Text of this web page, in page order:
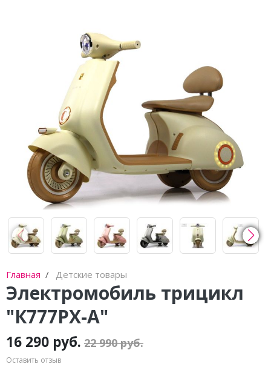
Главная Детские товары
Электромобиль трицикл
"К777РХ-А"
16 290 руб. 22 990 руб.
Оставить отзыв
Каталки,толокары
Премиум под заказ
Аксессуары